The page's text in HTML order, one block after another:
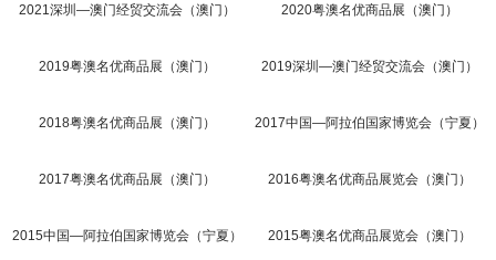
2021深圳—澳门经贸交流会（澳门） 2020粤澳名优商品展（澳门）
2019粤澳名优商品展（澳门） 2019深圳—澳门经贸交流会（澳门）
2018粤澳名优商品展（澳门） 2017中国—阿拉伯国家博览会（宁夏）
2017粤澳名优商品展（澳门） 2016粤澳名优商品展览会（澳门）
2015中国—阿拉伯国家博览会（宁夏） 2015粤澳名优商品展览会（澳门）